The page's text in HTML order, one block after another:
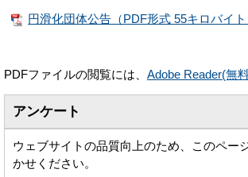
円滑化団体公告（PDF形式 55キロバイト
PDFファイルの閲覧には、 Adobe Reader(無
アンケート
ウェブサイトの品質向上のため、このペー
かせください。